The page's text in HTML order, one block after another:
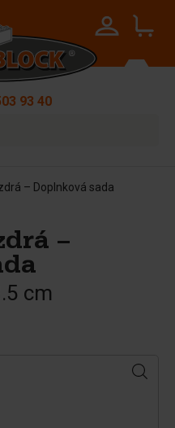
93 40
– Doplnková sada
–
cm